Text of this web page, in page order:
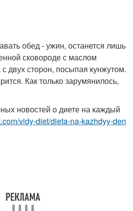
обед - ужин, останется лишь
сковороде с маслом
двух сторон, посыпая кунжутом.
Как только зарумянилось,
новостей о диете на каждый
vidy-diet/dieta-na-kazhdyy-den